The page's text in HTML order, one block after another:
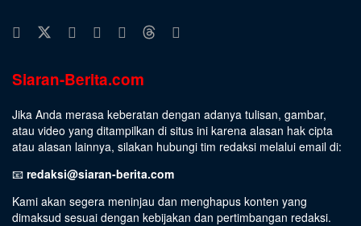
Siaran-Berita.com
Jika Anda merasa keberatan dengan adanya tulisan, gambar,
atau video yang ditampilkan di situs ini karena alasan hak cipta
atau alasan lainnya, silakan hubungi tim redaksi melalui email di:
📧 redaksi@siaran-berita.com
Kami akan segera meninjau dan menghapus konten yang
dimaksud sesuai dengan kebijakan dan pertimbangan redaksi.